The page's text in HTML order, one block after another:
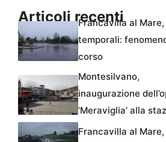
Articoli recenti
Francavilla al
temporali:
corso
Montesilvano,
inaugurazione
‘Meraviglia’ alla
Francavilla al